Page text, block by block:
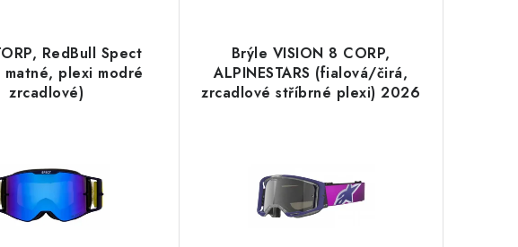
RedBull Spect
matné, plexi modré
zrcadlové)
Brýle VISION 8 CORP,
ALPINESTARS (fialová/čirá,
zrcadlové stříbrné plexi) 2026